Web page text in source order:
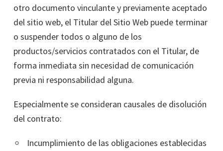
otro documento vinculante y previamente aceptado
del sitio web, el Titular del Sitio Web puede terminar
o suspender todos o alguno de los
productos/servicios contratados con el Titular, de
forma inmediata sin necesidad de comunicación
previa ni responsabilidad alguna.
Especialmente se consideran causales de disolución
del contrato:
Incumplimiento de las obligaciones establecidas